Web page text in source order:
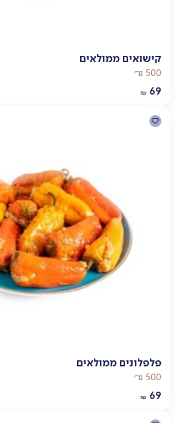
קישואים ממולאים
500 גר׳
₪ 69
פלפלונים ממולאים
500 גר׳
₪ 69